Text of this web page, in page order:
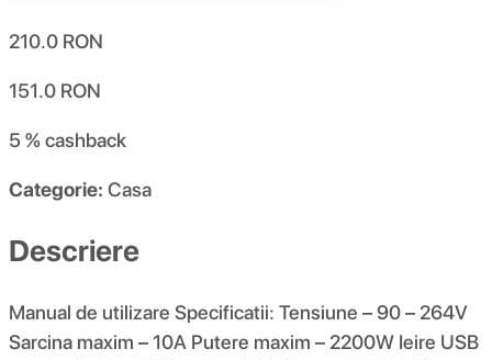
210.0 RON
151.0 RON
5 %cashback
Categorie: Casa
Descriere
Manual de utilizare Specificatii: Tensiune – 90 – 264V
Sarcina maxim – 10A Putere maxim – 2200W Ieire USB